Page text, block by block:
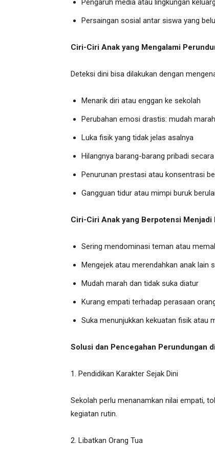
Pengaruh media atau lingkungan
Persaingan sosial antar siswa yang
Ciri-Ciri Anak yang Mengalami
Deteksi dini bisa dilakukan dengan
Menarik diri atau enggan ke sekolah
Perubahan emosi drastis: mudah
Luka fisik yang tidak jelas asalnya
Hilangnya barang-barang pribadi
Penurunan prestasi atau konsentrasi
Gangguan tidur atau mimpi buruk
Ciri-Ciri Anak yang Berpotensi Menjadi
Sering mendominasi teman atau
Mengejek atau merendahkan anak lain
Mudah marah dan tidak suka diatur
Kurang empati terhadap perasaan
Suka menunjukkan kekuatan fisik atau
Solusi dan Pencegahan Perundungan
1. Pendidikan Karakter Sejak Dini
Sekolah perlu menanamkan nilai empati,
kegiatan rutin.
2. Libatkan Orang Tua